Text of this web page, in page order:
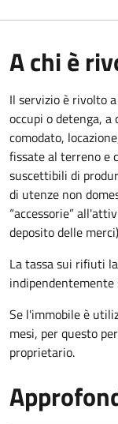
A chi è
Il servizio è rivolto
occupi o detenga,
comodato,
fissate al terreno e
suscettibili di
di utenze non
“accessorie”
deposito delle
La tassa sui rifiuti
Se l'immobile è
mesi, per questo
proprietario.